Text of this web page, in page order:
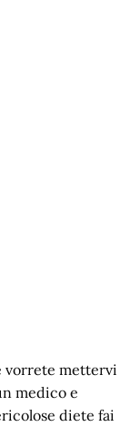
vorrete mettervi
medico e
diete fai